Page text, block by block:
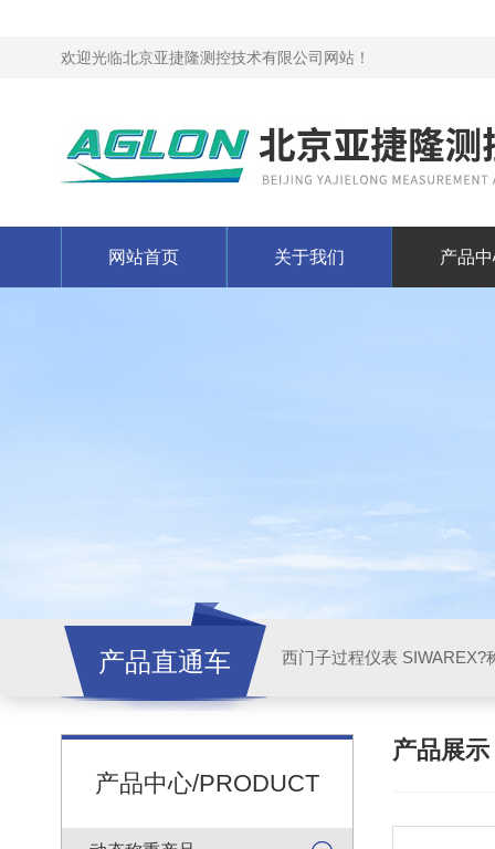
欢迎光临北京亚捷隆测控技术有限公司网站！
网站首页 关于我们 产品
产品直通车 西门子过程仪表 SIWAREX?
产品中心/PRODUCT
产品展示